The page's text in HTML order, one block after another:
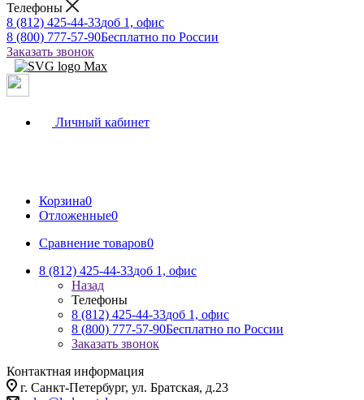
Телефоны
8 (812) 425-44-33доб 1, офис
8 (800) 777-57-90Бесплатно по России
Заказать звонок
Личный кабинет
Корзина0
Отложенные0
Сравнение товаров0
8 (812) 425-44-33доб 1, офис
Назад
Телефоны
8 (812) 425-44-33доб 1, офис
8 (800) 777-57-90Бесплатно по России
Заказать звонок
Контактная информация
г. Санкт-Петербург, ул. Братская, д.23